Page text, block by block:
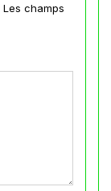
Les champs